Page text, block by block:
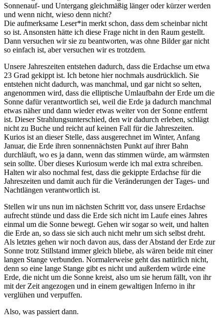
Sonnenauf- und Untergang gleichmäßig länger oder kürzer werden
und wenn nicht, wieso denn nicht?
Die aufmerksame Leser*in merkt schon, dass dem scheinbar nicht
so ist. Ansonsten hätte ich diese Frage nicht in den Raum gestellt.
Dann versuchen wir sie zu beantworten, was ohne Bilder gar nicht
so einfach ist, aber versuchen wir es trotzdem.
Unsere Jahreszeiten entstehen dadurch, dass die Erdachse um etwa
23 Grad gekippt ist. Ich betone hier nochmals ausdrücklich. Sie
entstehen nicht dadurch, was manchmal, und gar nicht so selten,
angenommen wird, dass die elliptische Umlaufbahn der Erde um die
Sonne dafür verantwortlich sei, weil die Erde ja dadurch manchmal
etwas näher und dann wieder etwas weiter von der Sonne entfernt
ist. Dieser Strahlungsunterschied, den wir dadurch erleben, schlägt
nicht zu Buche und reicht auf keinen Fall für die Jahreszeiten.
Kurios ist an dieser Stelle, dass ausgerechnet im Winter, Anfang
Januar, die Erde ihren sonnennächsten Punkt auf ihrer Bahn
durchläuft, wo es ja dann, wenn das stimmen würde, am wärmsten
sein sollte. Über dieses Kuriosum werde ich mal extra schreiben.
Halten wir also nochmal fest, dass die gekippte Erdachse für die
Jahreszeiten und damit auch für die Veränderungen der Tages- und
Nachtlängen verantwortlich ist.
Stellen wir uns nun im nächsten Schritt vor, dass unsere Erdachse
aufrecht stünde und dass die Erde sich nicht im Laufe eines Jahres
einmal um die Sonne bewegt. Gehen wir sogar so weit, und halten
die Erde an, so dass sie sich auch nicht mehr um sich selbst dreht.
Als letztes gehen wir noch davon aus, dass der Abstand der Erde zur
Sonne trotz Stillstand immer gleich bliebe, als wären beide mit einer
langen Stange verbunden. Normalerweise geht das natürlich nicht,
denn so eine lange Stange gibt es nicht und außerdem würde eine
Erde, die nicht um die Sonne kreist, also um sie herum fällt, von ihr
mit der Zeit angezogen und in einem gewaltigen Inferno in ihr
verglühen und verpuffen.
Also, was passiert dann.